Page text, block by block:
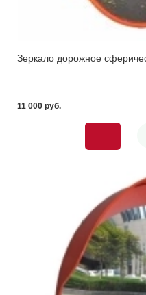
Зеркало дорожное
11 000 pуб.